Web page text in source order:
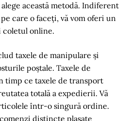
această metodă. Indiferent
care o faceți, vă vom oferi un
coletul online.
taxele de manipulare și
poștale. Taxele de
timp ce taxele de transport
totală a expedierii. Vă
într-o singură ordine.
distincte plasate